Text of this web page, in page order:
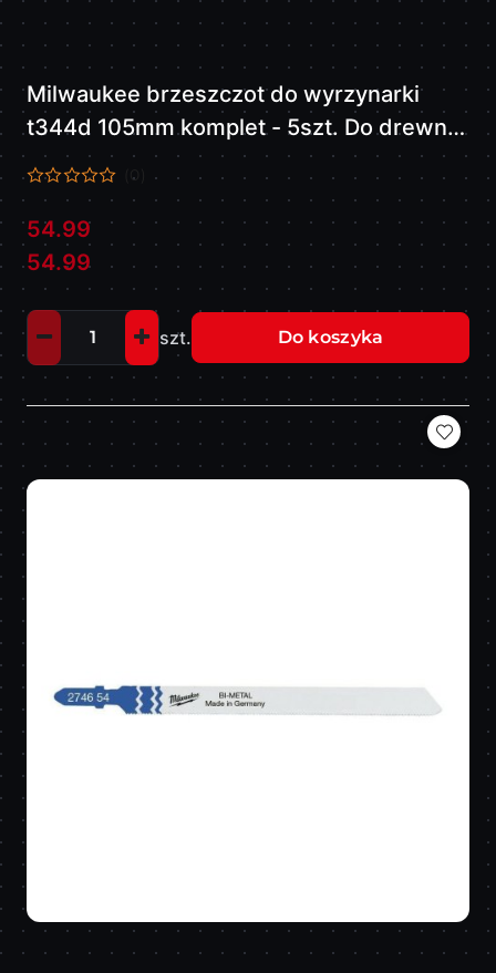
Milwaukee brzeszczot do wyrzynarki
t344d 105mm komplet - 5szt. Do drewna
szybkie cięcie 4932311633
(0)
Cena:
54.99
Cena:
54.99
szt. Do koszyka